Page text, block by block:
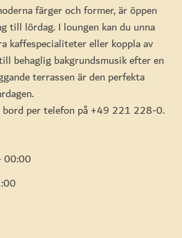
färger och former, är öppen
till lördag. I loungen kan du unna
kaffespecialiteter eller koppla av
behaglig bakgrundsmusik efter en
terrassen är den perfekta
bord per telefon på +49 221 228-0.
00:00